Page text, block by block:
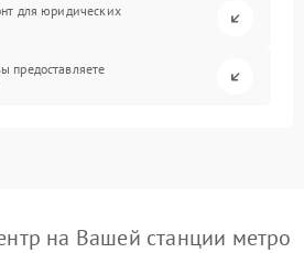
для юридических
предоставляете
на Вашей станции метро